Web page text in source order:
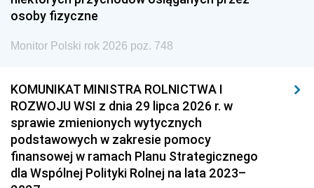
osoby fizyczne
Monitor Polski rok 2026 poz. 748
KOMUNIKAT MINISTRA ROLNICTWA I
ROZWOJU WSI z dnia 29 lipca 2026 r. w
sprawie zmienionych wytycznych
podstawowych w zakresie pomocy
finansowej w ramach Planu Strategicznego
dla Wspólnej Polityki Rolnej na lata 2023–